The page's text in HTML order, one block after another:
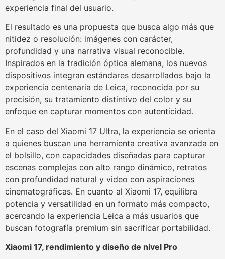
experiencia final del usuario.
El resultado es una propuesta que busca algo más que
nitidez o resolución: imágenes con carácter,
profundidad y una narrativa visual reconocible.
Inspirados en la tradición óptica alemana, los nuevos
dispositivos integran estándares desarrollados bajo la
experiencia centenaria de Leica, reconocida por su
precisión, su tratamiento distintivo del color y su
enfoque en capturar momentos con autenticidad.
En el caso del Xiaomi 17 Ultra, la experiencia se orienta
a quienes buscan una herramienta creativa avanzada en
el bolsillo, con capacidades diseñadas para capturar
escenas complejas con alto rango dinámico, retratos
con profundidad natural y video con aspiraciones
cinematográficas. En cuanto al Xiaomi 17, equilibra
potencia y versatilidad en un formato más compacto,
acercando la experiencia Leica a más usuarios que
buscan fotografía premium sin sacrificar portabilidad.
Xiaomi 17, rendimiento y diseño de nivel Pro